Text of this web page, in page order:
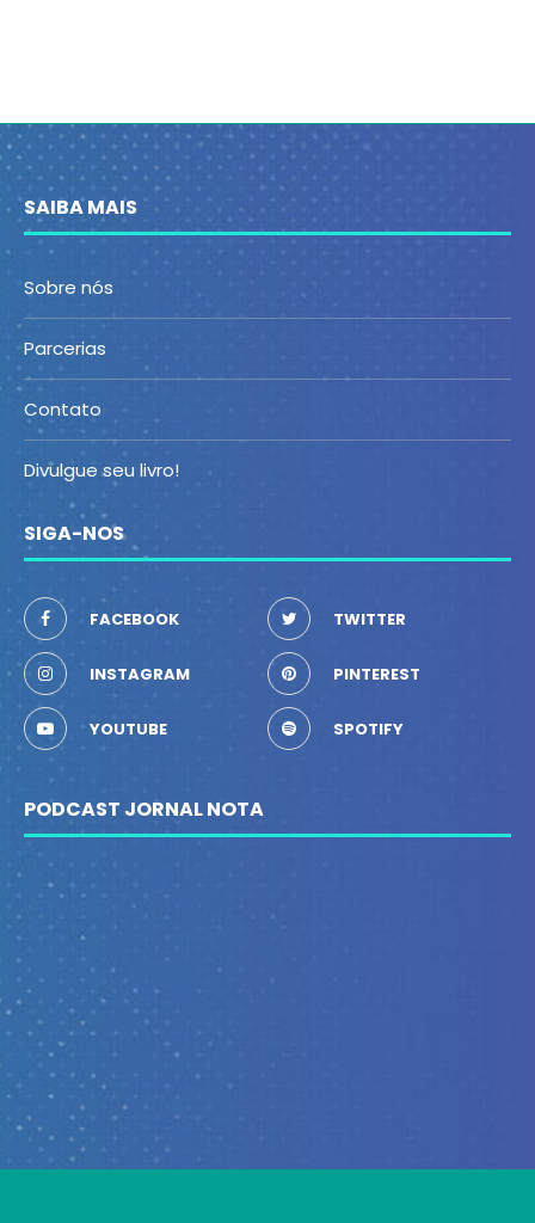
SAIBA MAIS
Sobre nós
Parcerias
Contato
Divulgue seu livro!
SIGA-NOS
FACEBOOK TWITTER
INSTAGRAM PINTEREST
YOUTUBE SPOTIFY
PODCAST JORNAL NOTA